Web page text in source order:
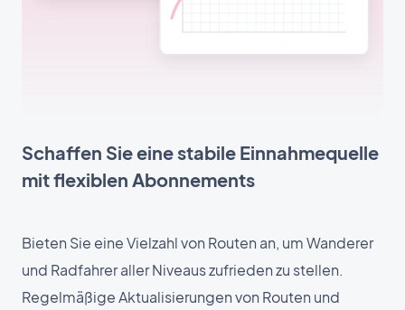
Schaffen Sie eine stabile Einnahmequelle
mit flexiblen Abonnements
Bieten Sie eine Vielzahl von Routen an, um Wanderer
und Radfahrer aller Niveaus zufrieden zu stellen.
Regelmäßige Aktualisierungen von Routen und